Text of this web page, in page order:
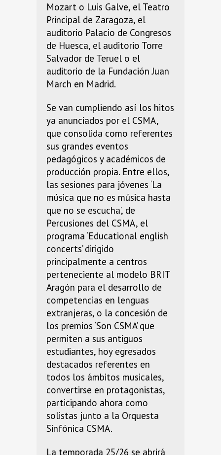
Mozart o Luis Galve, el Teatro
Principal de Zaragoza, el
auditorio Palacio de Congresos
de Huesca, el auditorio Torre
Salvador de Teruel o el
auditorio de la Fundación Juan
March en Madrid.
Se van cumpliendo así los hitos
ya anunciados por el CSMA,
que consolida como referentes
sus grandes eventos
pedagógicos y académicos de
producción propia. Entre ellos,
las sesiones para jóvenes ‘La
música que no es música hasta
que no se escucha’, de
Percusiones del CSMA, el
programa ‘Educational english
concerts’ dirigido
principalmente a centros
perteneciente al modelo BRIT
Aragón para el desarrollo de
competencias en lenguas
extranjeras, o la concesión de
los premios ‘Son CSMA’ que
permiten a sus antiguos
estudiantes, hoy egresados
destacados referentes en
todos los ámbitos musicales,
convertirse en protagonistas,
participando ahora como
solistas junto a la Orquesta
Sinfónica CSMA.
La temporada 25/26 se abrirá